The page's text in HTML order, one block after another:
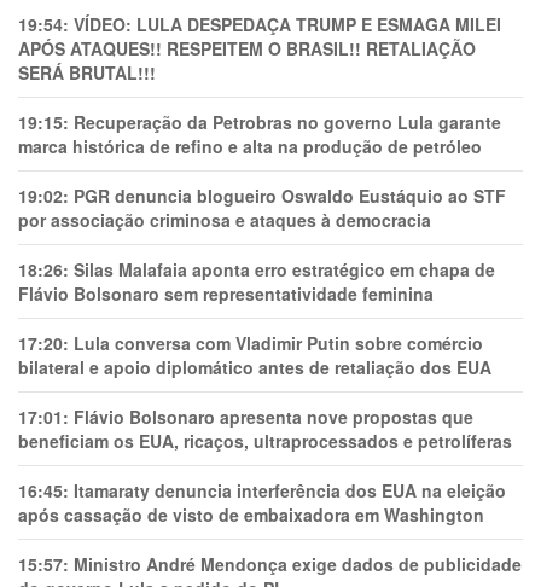
19:54: VÍDEO: LULA DESPEDAÇA TRUMP E ESMAGA MILEI
APÓS ATAQUES!! RESPEITEM O BRASIL!! RETALIAÇÃO
SERÁ BRUTAL!!!
19:15: Recuperação da Petrobras no governo Lula garante
marca histórica de refino e alta na produção de petróleo
19:02: PGR denuncia blogueiro Oswaldo Eustáquio ao STF
por associação criminosa e ataques à democracia
18:26: Silas Malafaia aponta erro estratégico em chapa de
Flávio Bolsonaro sem representatividade feminina
17:20: Lula conversa com Vladimir Putin sobre comércio
bilateral e apoio diplomático antes de retaliação dos EUA
17:01: Flávio Bolsonaro apresenta nove propostas que
beneficiam os EUA, ricaços, ultraprocessados e petrolíferas
16:45: Itamaraty denuncia interferência dos EUA na eleição
após cassação de visto de embaixadora em Washington
15:57: Ministro André Mendonça exige dados de publicidade